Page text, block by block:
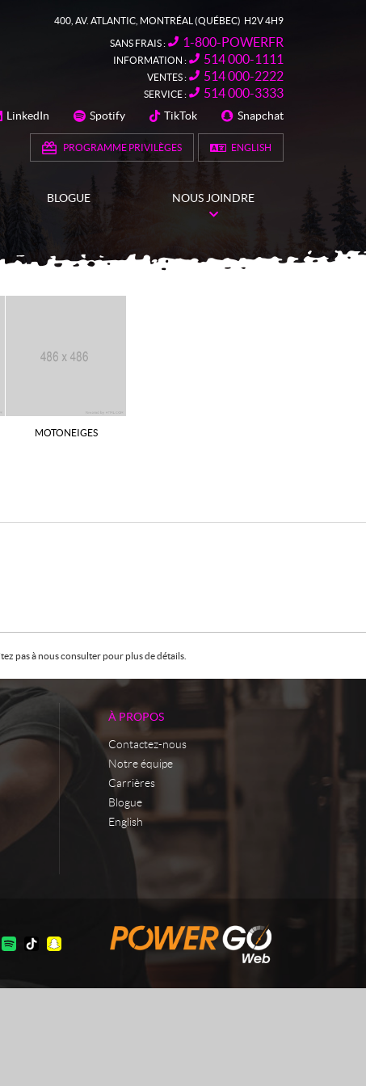
400, AV. ATLANTIC MONTRÉAL (QUÉBEC) H2V 4H9
SANS FRAIS : 1-800-POWERFR
INFORMATION : 514 000-1111
VENTES : 514 000-2222
SERVICE : 514 000-3333
SUIVEZ-NOUS
LinkedIn Spotify TikTok Snapchat
PROGRAMME PRIVILÈGES ENGLISH
BLOGUE NOUS JOINDRE
MOTONEIGES
pas à nous consulter pour plus de détails.
À PROPOS
Contactez-nous
Notre équipe
Carrières
Blogue
English